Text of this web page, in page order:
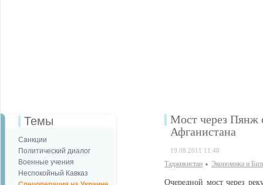
Темы
Санкции
Политический диалог
Военные учения
Неспокойный Кавказ
Мост через Пянж
Афганистана
19.08.2011 11:48
Таджикистан Экономика и
Очередной мост через